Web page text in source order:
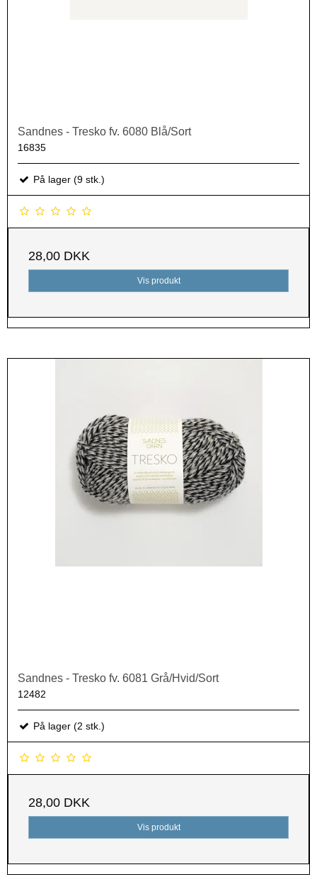
Sandnes - Tresko fv. 6080 Blå/Sort
16835
På lager (9 stk.)
28,00 DKK
Vis produkt
Sandnes - Tresko fv. 6081 Grå/Hvid/Sort
12482
På lager (2 stk.)
28,00 DKK
Vis produkt